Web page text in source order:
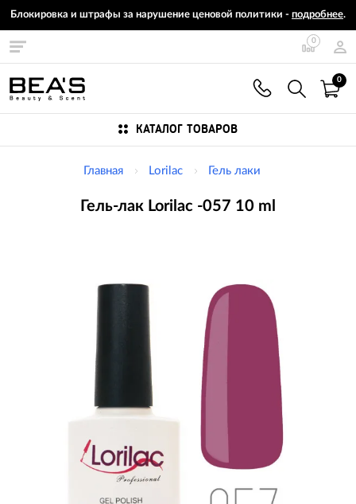
Блокировка и штрафы за нарушение ценовой политики - подробнее.
0
0
КАТАЛОГ ТОВАРОВ
Главная Lorilac Гель лаки
Гель-лак Lorilac -057 10 ml